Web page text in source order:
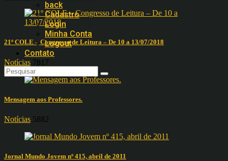
back
Cadastro
Login
Minha Conta
Logout
Contato
21º COLE – Congresso de Leitura – De 10 a 13/07/2018
Notícias 7817
Mensagem aos Professores.
Notícias 5882
Jornal Mundo Jovem nº 415, abril de 2011